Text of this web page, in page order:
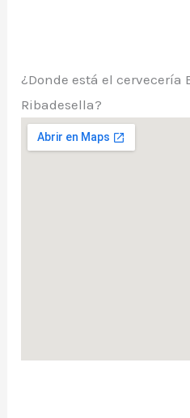
¿Donde está el cervecería
Ribadesella?